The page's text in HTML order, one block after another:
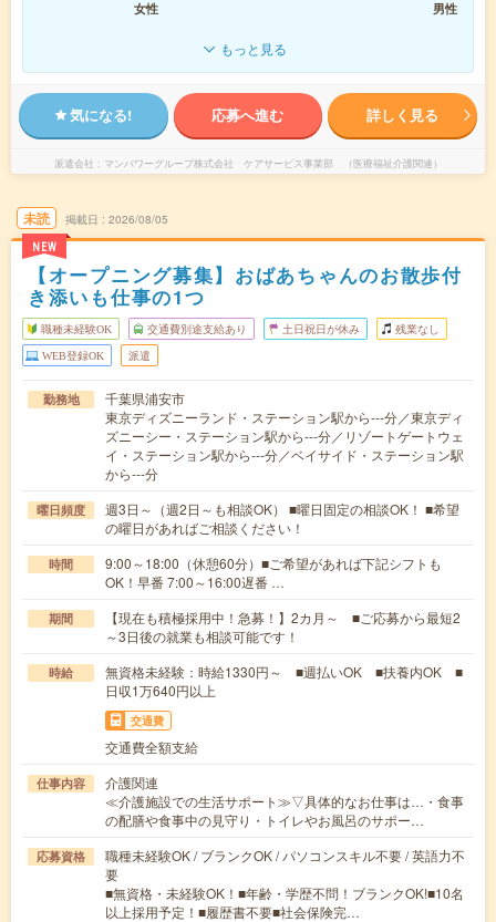
女性
男性
もっと見る
気になる! 応募へ進む 詳しく見る
派遣会社 マンパワーグループ株式会社 ケアサービス事業部 （医療福祉介護関連）
未読
NEW
掲載日 2026/08/05
【オープニング募集】おばあちゃんのお散歩付
き添いも仕事の1つ
職種未経験OK 交通費別途支給あり 土日祝日が休み 残業なし
WEB登録OK 派遣
勤務地
千葉県浦安市
東京ディズニーランド・ステーション駅から---分／東京ディ
ズニーシー・ステーション駅から---分／リゾートゲートウェ
イ・ステーション駅から---分／ベイサイド・ステーション駅
から---分
曜日頻度
週3日～（週2日～も相談OK） ■曜日固定の相談OK！ ■希望
の曜日があればご相談ください！
時間
9:00～18:00（休憩60分）■ご希望があれば下記シフトも
OK！早番 7:00～16:00遅番 …
期間
【現在も積極採用中！急募！】2カ月～ ■ご応募から最短2
～3日後の就業も相談可能です！
時給
無資格未経験：時給1330円～ ■週払いOK ■扶養内OK ■
日収1万640円以上
交通費
交通費全額支給
仕事内容
介護関連
≪介護施設での生活サポート≫▽具体的なお仕事は…・食事
の配膳や食事中の見守り・トイレやお風呂のサポー…
応募資格
職種未経験OK / ブランクOK / パソコンスキル不要 / 英語力不
要
■無資格・未経験OK！■年齢・学歴不問！ブランクOK!■10名
以上採用予定！■履歴書不要■社会保険完…